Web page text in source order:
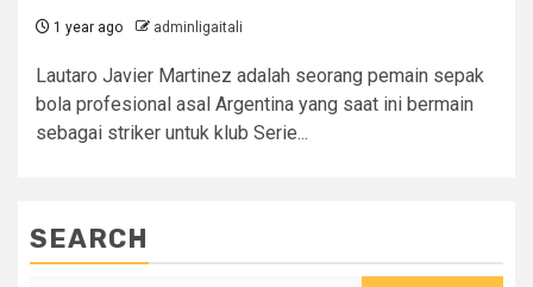
1 year ago adminligaitali
Lautaro Javier Martinez adalah seorang pemain sepak
bola profesional asal Argentina yang saat ini bermain
sebagai striker untuk klub Serie...
SEARCH